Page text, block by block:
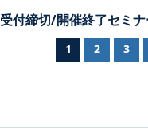
受付締切/開催終了セミ
1 2 3